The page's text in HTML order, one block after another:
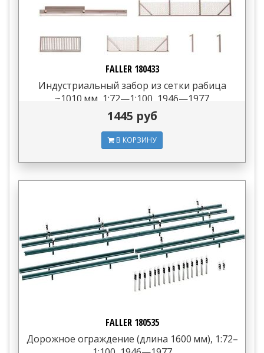
FALLER 180433
Индустриальный забор из сетки рабица
~1010 мм, 1:72—1:100, 1946—1977
1445 руб
В КОРЗИНУ
FALLER 180535
Дорожное ограждение (длина 1600 мм), 1:72–